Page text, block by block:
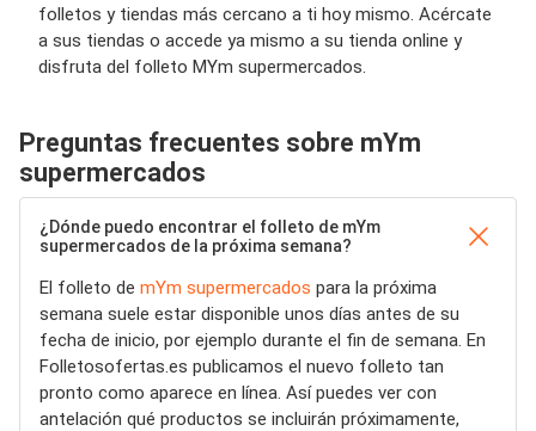
folletos y tiendas más cercano a ti hoy mismo. Acércate
a sus tiendas o accede ya mismo a su tienda online y
disfruta del folleto MYm supermercados.
Preguntas frecuentes sobre mYm
supermercados
¿Dónde puedo encontrar el folleto de mYm
supermercados de la próxima semana?
El folleto de mYm supermercados para la próxima
semana suele estar disponible unos días antes de su
fecha de inicio, por ejemplo durante el fin de semana. En
Folletosofertas.es publicamos el nuevo folleto tan
pronto como aparece en línea. Así puedes ver con
antelación qué productos se incluirán próximamente,